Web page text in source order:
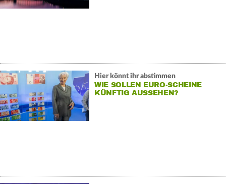
Hier könnt ihr abstimmen
WIE SOLLEN EURO-SCHEINE
KÜNFTIG AUSSEHEN?